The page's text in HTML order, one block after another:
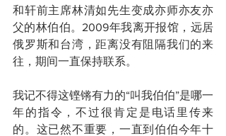
和轩前主席林清如先生变成亦师亦友亦
父的林伯伯。2009年我离开报馆，远居
俄罗斯和台湾，距离没有阻隔我们的来
往，期间一直保持联系。
我记不得这铿锵有力的“叫我伯伯”是哪一
年的指令，不过很肯定是电话里传来
的。这已然不重要，一直到伯伯今年十